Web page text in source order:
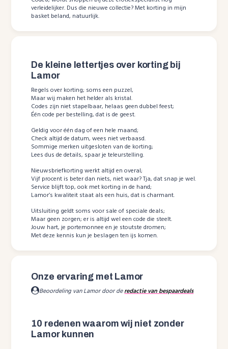
verleidelijker. Dus die nieuwe collectie? Met korting in mijn
basket beland, natuurlijk.
De kleine lettertjes over korting bij
Lamor
Regels over korting; soms een puzzel,
Maar wij maken het helder als kristal.
Codes zijn niet stapelbaar, helaas geen dubbel feest;
Één code per bestelling, dat is de geest.
Geldig voor één dag of een hele maand;
Check altijd de datum, wees niet verbaasd.
Sommige merken uitgesloten van de korting;
Lees dus de details, spaar je teleurstelling.
Nieuwsbriefkorting werkt altijd en overal;
Vijf procent is beter dan niets, niet waar? Tja, dat snap je wel.
Service blijft top, ook met korting in de hand;
Lamor’s kwaliteit staat als een huis, dat is charmant.
Uitsluiting geldt soms voor sale of speciale deals;
Maar geen zorgen; er is altijd wel een code die steelt.
Jouw hart, je portemonnee en je stoutste dromen;
Met deze kennis kun je beslagen ten ijs komen.
Onze ervaring met Lamor
Beoordeling van Lamor door deredactie van bespaardeals
10 redenen waarom wij niet zonder
Lamor kunnen